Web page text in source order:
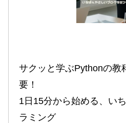
サクッと学ぶPythonの教
要！
1日15分から始める、い
ラミング